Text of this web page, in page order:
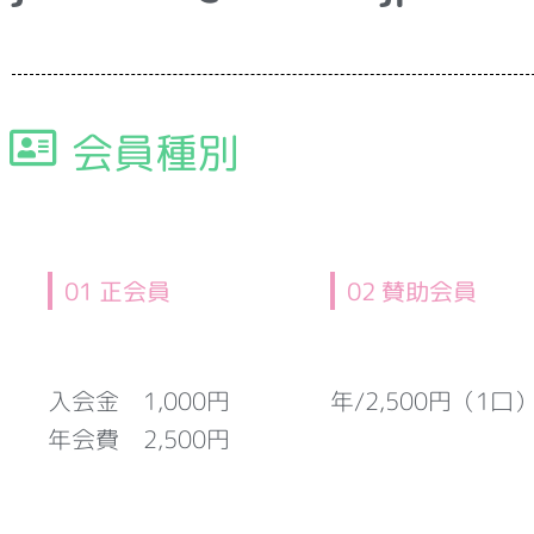
会員種別
01 正会員
入会金 1,000円
年会費 2,500円
02 賛助会員
年/2,500円（1口